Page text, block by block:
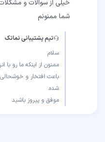
شما ممنونم
تیم پشتیبانی نماتک
باعث افتخار و
موفق و پیروز باشید